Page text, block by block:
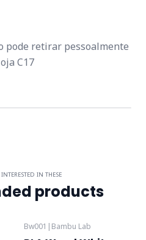
pode retirar pessoalmente
C17
IN THESE
products
Bw001 | Bambu Lab